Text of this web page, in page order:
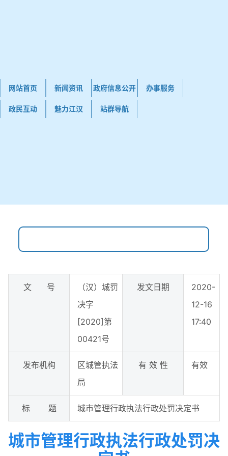
网站首页 新闻资讯 政府信息公开 办事服务
政民互动 魅力江汉 站群导航
文 号
（汉）城罚
决字
[2020]第
00421号
发文日期
2020-
12-16
17:40
发布机构
区城管执法
局
有 效 性 有效
标 题 城市管理行政执法行政处罚决定书
城市管理行政执法行政处罚决